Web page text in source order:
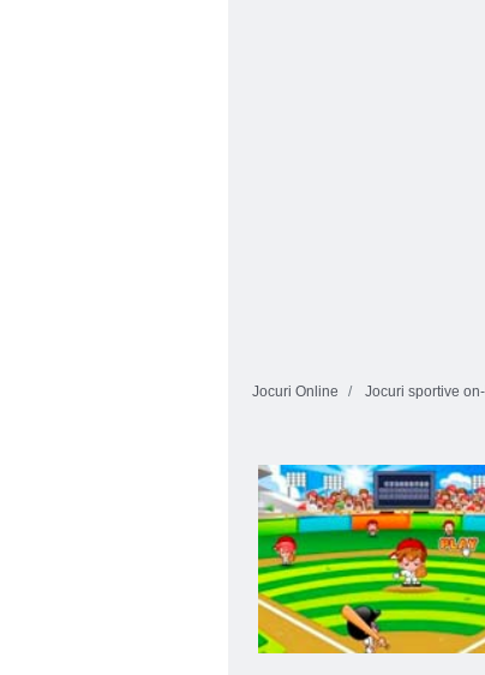
Jocuri Online Jocuri sportive